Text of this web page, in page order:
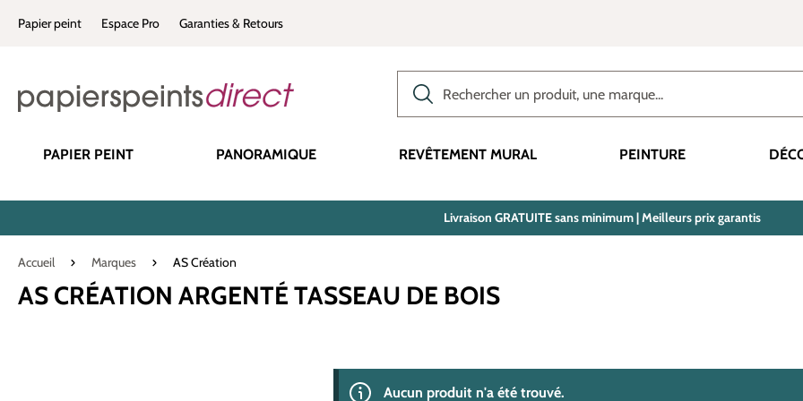
Passer à la navigation principale
Papier peint Espace Pro Garanties & Retours
PAPIER PEINT PANORAMIQUE REVÊTEMENT MURAL PEINTURE
Livraison GRATUITE sans minimum | Meilleurs prix garantis
Accueil Marques AS Création
AS CRÉATION ARGENTÉ TASSEAU DE BOIS
Aucun produit n'a été trouvé.